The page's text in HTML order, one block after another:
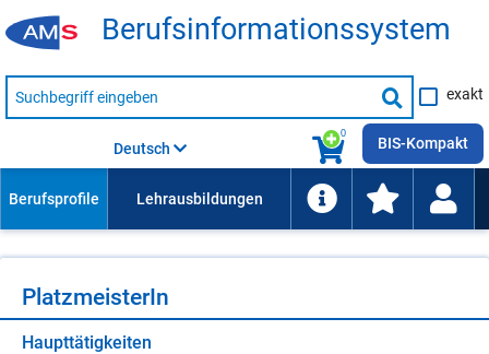
Be­rufs­in­for­ma­ti­ons­sys­tem
Suche
nach
Suche
starten
exakt
0
Deutsch BIS-Kompakt
Platz­meis­te­rIn
Haupttätigkeiten